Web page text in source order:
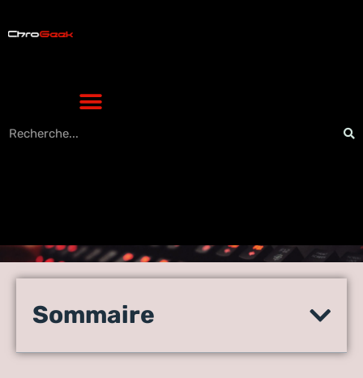
Nintendo ferme Animal
Belgique !
Sommaire